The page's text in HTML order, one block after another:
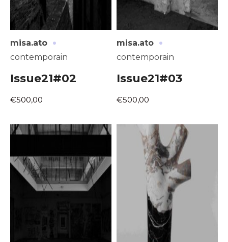
misa.ato ·
contemporain
Issue21#02
€500,00
misa.ato ·
contemporain
Issue21#03
€500,00